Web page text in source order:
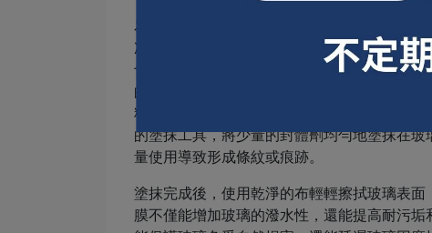
為了保持玻璃表面的最佳狀態，定期使用玻璃
次，這樣的頻率可以確保玻璃不僅保持潑水
也有助於防止雨水和其他液體的積累，保持
的方法至關重要。首先，確保玻璃表面完全
料進行前處理，以去除所有的污漬和殘留物。
的塗抹工具，將少量的封體劑均勻地塗抹在
量使用導致形成條紋或痕跡。
塗抹完成後，使用乾淨的布輕輕擦拭玻璃表
膜不僅能增加玻璃的潑水性，還能提高耐污